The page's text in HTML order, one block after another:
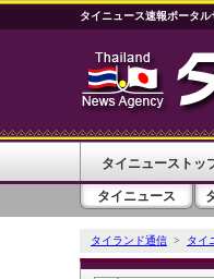
タイニュース速報ポータ
タイニューストッ
タイニュース
タイランド通信 > タイ